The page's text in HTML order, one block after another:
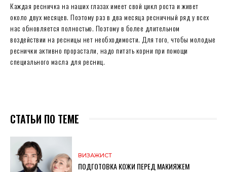
Каждая ресничка на наших глазах имеет свой цикл роста и живет
около двух месяцев. Поэтому раз в два месяца ресничный ряд у всех
нас обновляется полностью. Поэтому в более длительном
воздействии на ресницы нет необходимости. Для того, чтобы молодые
реснички активно прорастали, надо питать корни при помощи
специального масла для ресниц.
СТАТЬИ ПО ТЕМЕ
ВИЗАЖИСТ
ПОДГОТОВКА КОЖИ ПЕРЕД МАКИЯЖЕМ